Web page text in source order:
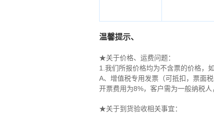
温馨提示、
★关于价格、运费问题：
1.我们所报价格均为不含票的价格，
A、增值税专用发票（可抵扣，票面税
开票费用为8%，客户需为一般纳税
★关于到货验收相关事宜：